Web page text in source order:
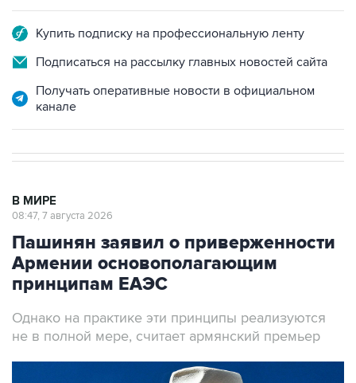
Купить подписку на профессиональную ленту
Подписаться на рассылку главных новостей сайта
Получать оперативные новости в официальном
канале
В МИРЕ
08:47, 7 августа 2026
Пашинян заявил о приверженности
Армении основополагающим
принципам ЕАЭС
Однако на практике эти принципы реализуются
не в полной мере, считает армянский премьер